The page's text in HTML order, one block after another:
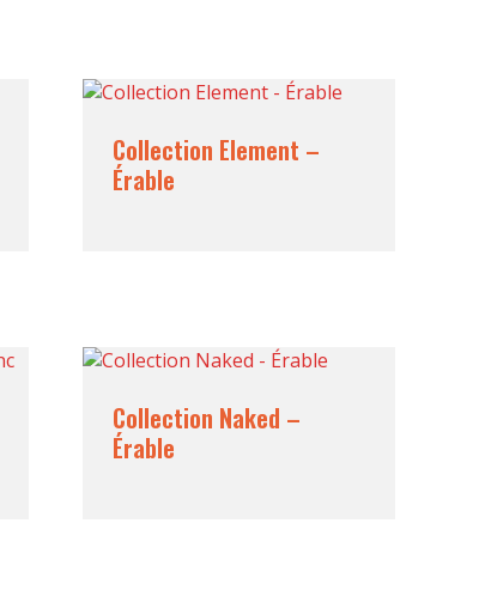
Collection Element –
Érable
Collection Naked –
Érable